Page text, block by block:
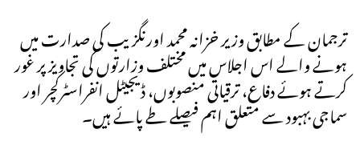
ترجمان کے مطابق وزیر خزانہ محمد اورنگزیب کی صدارت میں
ہونے والے اس اجلاس میں مختلف وزارتوں کی تجاویز پر غور
کرتے ہوئے دفاع، ترقیاتی منصوبوں، ڈیجیٹل انفراسٹرکچر اور
سماجی بہبود سے متعلق اہم فیصلے طے پائے ہیں۔